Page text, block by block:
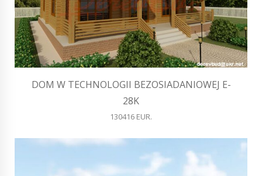
DOM W TECHNOLOGII BEZOSIADANIOWEJ E-
28K
130416 EUR.